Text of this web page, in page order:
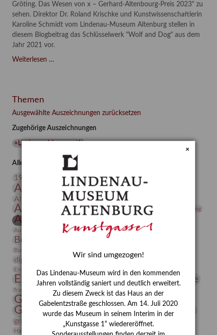
Gröting. Das Wesen von x – Gerhard-Altenbourg-Preis 2023" zu
sehen. Direktor Dr. Roland Krischke und Kunstwissenschaftlerin
Karoline Schmidt vom Lindenau-Museum Altenburg stellen in
diesem Blogbeitrag das Schlüsselwerk "Wolf and Dog" aus dem
Jahr 2021 vor.
Weiterlesen …
(2021)
Themen
Ausgewählte Auszeichnungen zurücksetzen
Zugehörige Auszeichnungen
+Lindenau-Museum(1)
Alle Auszeichnungen (106)
19. Jahrhundert
20. Jahrhundert
Altenburg Altenburger Museen
Altenburger Praxisjahr Altenburger Schlossberg
Antike Architektur Archiv Archäologie Asta Gröting
Ausstellung
Ausstellung „Vier Winde“
Bauhaus Berlin in den Zwanziger Jahren
Bernhard August von Lindenau
Burg Posterstein
digitallabor Entartete Kunst
Enteignung
Erdmann Julius Dietrich
Erlebnisportal estrusker Exlibris
Expressionismus Festrede Florenz Fotografie
frauen Frauen in der Antike und heute
Gerhard-Altenbourg-Preis
Gerhard Altenbourg
Gerhard Kurt Müller
grafische sammlung griechische Mythologie
Hanns-Conon von der Gabelentz Heinrich Kirchhoff Heldinnen
×
Wir sind umgezogen!
Das Lindenau-Museum wird in den kommenden
Jahren vollständig saniert und deutlich erweitert.
Zu diesem Zweck ist das Haus an der
Gabelentzstraße geschlossen. Am 14. Juli 2020
wurde das Museum in seinem Interim in der
„Kunstgasse 1“ wiedereröffnet.